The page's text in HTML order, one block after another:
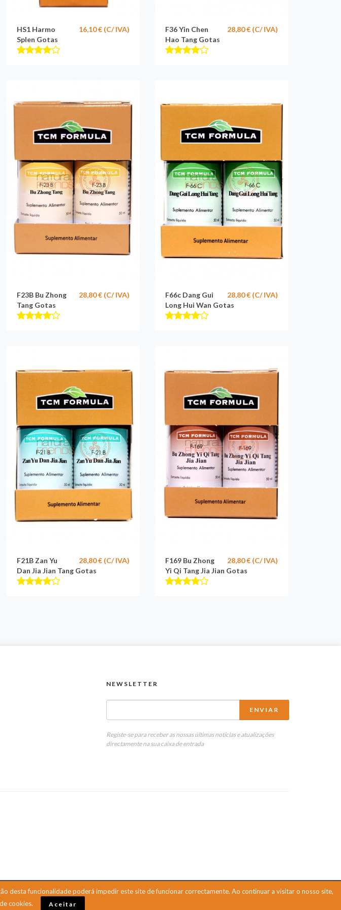
desta funcionalidade poderá impedir este site de funcionar correctamente. Ao continuar a visitar o nosso site,
de cookies.
Aceitar
16,10 € (C/ IVA)
HS1 Harmo
Splen Gotas
28,80 € (C/ IVA)
F36 Yin Chen
Hao Tang Gotas
28,80 € (C/ IVA)
F23B Bu Zhong
Tang Gotas
28,80 € (C/ IVA)
F66c Dang Gui
Long Hui Wan Gotas
28,80 € (C/ IVA)
F21B Zan Yu
Dan Jia Jian Tang Gotas
28,80 € (C/ IVA)
F169 Bu Zhong
Yi Qi Tang Jia Jian Gotas
NEWSLETTER
Registe-se para receber as nossas últimas notícias e atualizações
directamente na sua caixa de entrada
de Arbitragem de Conflitos de
by:Natural Friends